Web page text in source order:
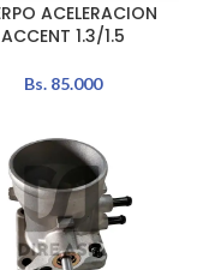
ACELERACION
ACCENT 1.3/1.5
Bs.85.000